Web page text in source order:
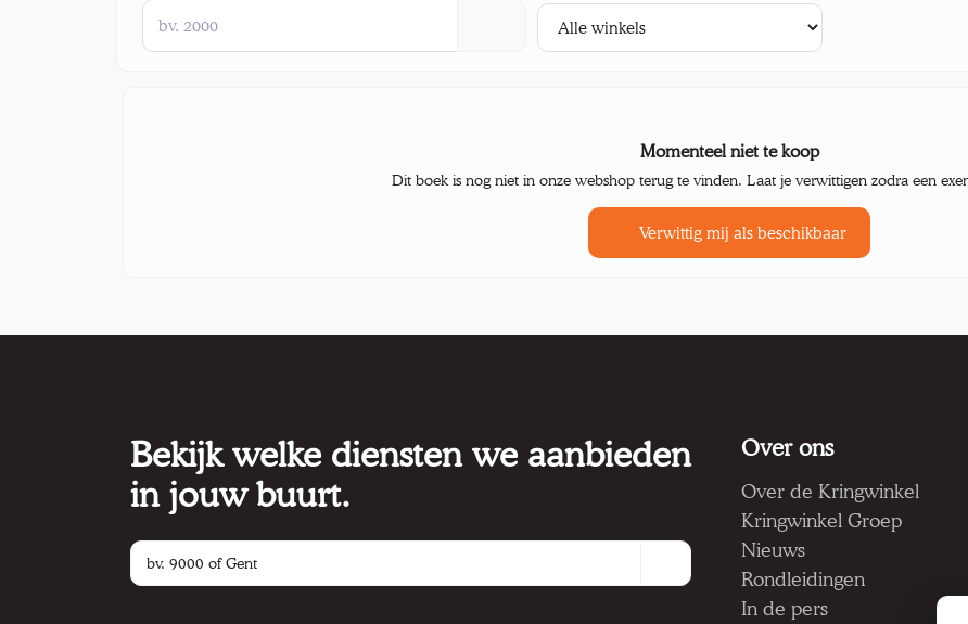
Momenteel niet te koop
Dit boek is nog niet in onze webshop terug te vinden. Laat je verwittigen zodra een
Verwittig mij als beschikbaar
Bekijk welke diensten we aanbieden
in jouw buurt.
Over ons
Over de Kringwinkel
Kringwinkel Groep
Nieuws
Rondleidingen
In de pers